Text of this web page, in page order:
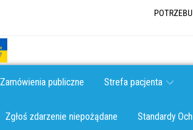
Zamówienia publiczne Strefa pacjenta
Zgłoś zdarzenie niepożądane Standardy